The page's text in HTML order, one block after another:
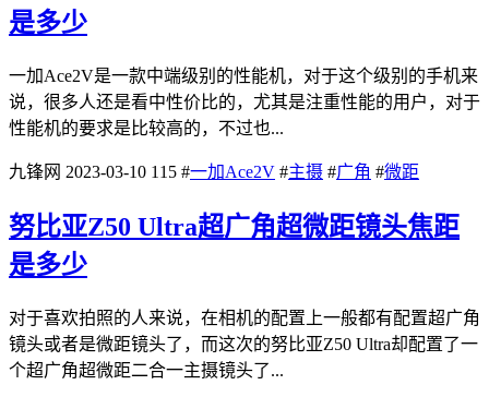
是多少
一加Ace2V是一款中端级别的性能机，对于这个级别的手机来
说，很多人还是看中性价比的，尤其是注重性能的用户，对于
性能机的要求是比较高的，不过也...
九锋网 2023-03-10 115 #一加Ace2V #主摄 #广角 #微距
努比亚Z50 Ultra超广角超微距镜头焦距
是多少
对于喜欢拍照的人来说，在相机的配置上一般都有配置超广角
镜头或者是微距镜头了，而这次的努比亚Z50 Ultra却配置了一
个超广角超微距二合一主摄镜头了...